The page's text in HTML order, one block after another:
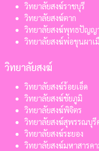
วิทยาลัยสงฆ์ราชบุรี
วิทยาลัยสงฆ์ตาก
วิทยาลัยสงฆ์พุทธปัญญ
วิทยาลัยสงฆ์พ่อขุนผาเ
วิทยาลัยสงฆ์
วิทยาลัยสงฆ์ร้อยเอ็ด
วิทยาลัยสงฆ์ชัยภูมิ
วิทยาลัยสงฆ์พิจิตร
วิทยาลัยสงฆ์สุพรรณบุรี
วิทยาลัยสงฆ์ระยอง
วิทยาลัยสงฆ์มหาสารค